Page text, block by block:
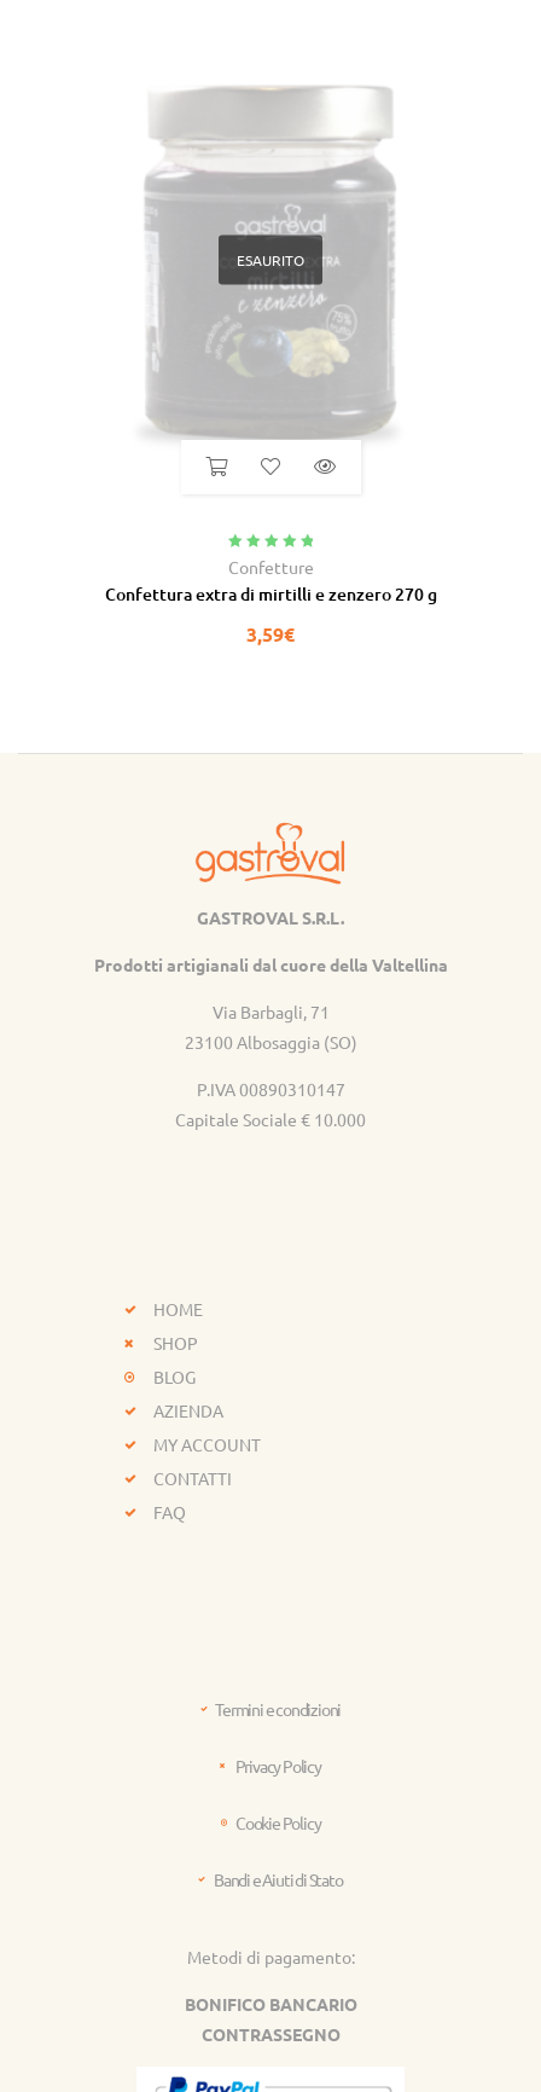
ESAURITO
Valutato 5.00
Confetture
Confettura extra di mirtilli e zenzero 270 g
3,59€
GASTROVAL S.R.L.
Prodotti artigianali dal cuore della Valtellina
Via Barbagli, 71
23100 Albosaggia (SO)
P.IVA 00890310147
Capitale Sociale € 10.000
HOME
SHOP
BLOG
AZIENDA
MY ACCOUNT
CONTATTI
FAQ
Termini e condizioni
Privacy Policy
Cookie Policy
Bandi e Aiuti di Stato
Metodi di pagamento:
BONIFICO BANCARIO
CONTRASSEGNO